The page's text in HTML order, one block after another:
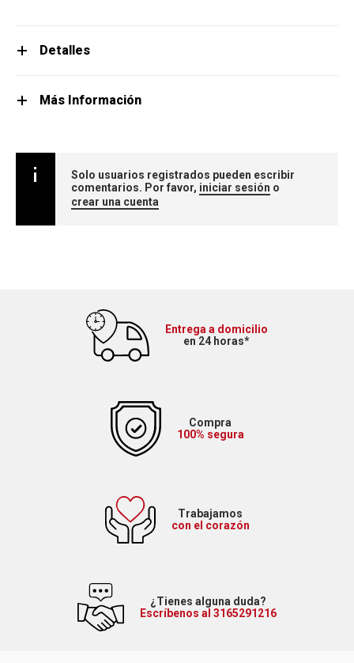
Detalles
Más Información
Solo usuarios registrados pueden escribir
comentarios. Por favor, iniciar sesión o
crear una cuenta
Entrega a domicilio
en 24 horas*
Compra
100% segura
Trabajamos
con el corazón
¿Tienes alguna duda?
Escríbenos al 3165291216